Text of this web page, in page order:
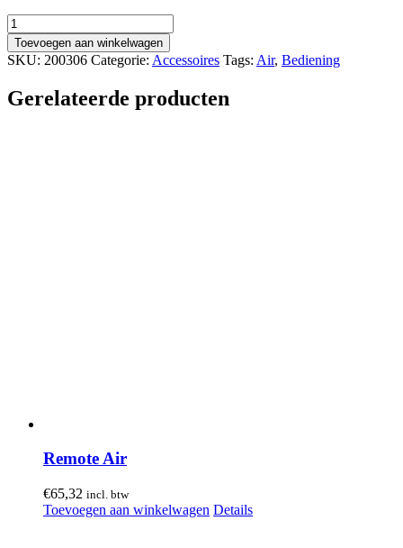
24V
Universal
Power
Adapter
Touch
Toevoegen aan winkelwagen
SKU: 200306 Categorie: Accessoires Tags: Air, Bediening
Gerelateerde producten
Remote Air
€65,32 incl. btw
Toevoegen aan winkelwagen Details